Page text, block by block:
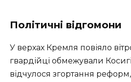
Політичні відгомони
У верхах Кремля повіяло
гвардійці обмежували
відчулося згортання